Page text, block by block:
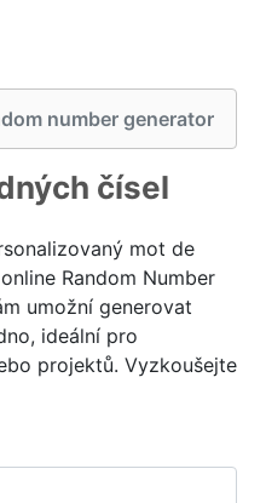
number generator
čísel
mot de
Random Number
umožní generovat
ideální pro
projektů. Vyzkoušejte